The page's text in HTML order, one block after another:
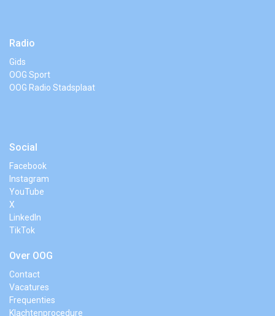
Radio
Gids
OOG Sport
OOG Radio Stadsplaat
Social
Facebook
Instagram
YouTube
X
LinkedIn
TikTok
Over OOG
Contact
Vacatures
Frequenties
Klachtenprocedure